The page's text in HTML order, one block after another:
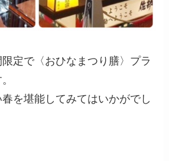
定で〈おひなまつり膳〉プラ
を堪能してみてはいかがでし